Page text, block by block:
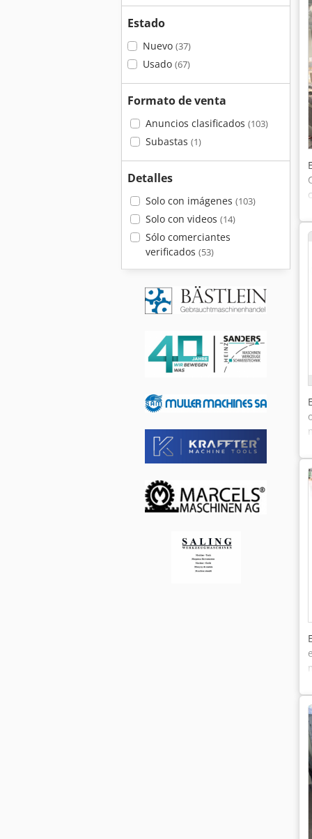
Estado
Nuevo (37)
Usado (67)
Formato de venta
Anuncios clasificados (103)
Subastas (1)
Detalles
Solo con imágenes (103)
Solo con videos (14)
Sólo comerciantes
verificados (53)